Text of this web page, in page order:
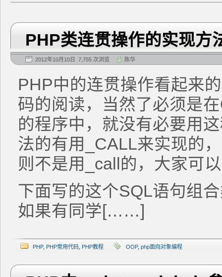
PHP类连贯操作的实现方
2012年10月10日 7,755 次浏览 陈华
PHP中的连贯操作看起来
码的阅读，当然了必须是
的程序中，就没有必要用
法的有用_CALL来实现的
则不是用_call的，大家可
下面写的这个SQL语句组
如果有同学[……]
PHP, PHP常用代码 PHP教程 OOP, php面向对象编程